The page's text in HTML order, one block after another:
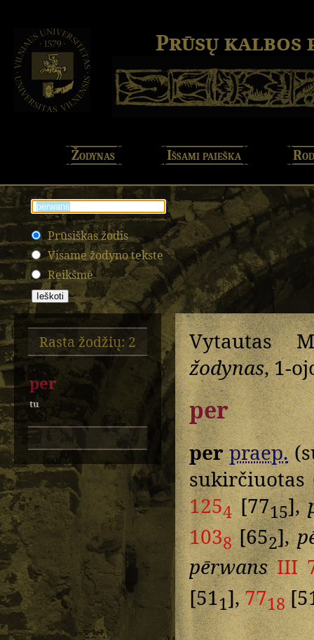
Prūsų kalbos
Žodynas Išsami paieška
Prūsiškas žodis
Visame žodyno tekste
Reikšmė
Rasta žodžių: 2
per
tu
Vytautas
žodynas, 1-
per
per praep.
1254[7715],
1038[652],
pērwans III
[511],7718